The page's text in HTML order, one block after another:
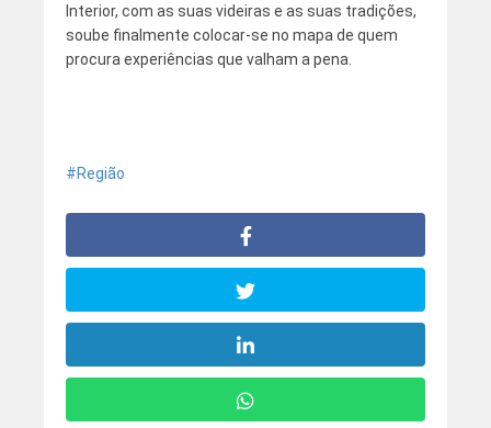
Interior, com as suas videiras e as suas tradições,
soube finalmente colocar-se no mapa de quem
procura experiências que valham a pena.
Região